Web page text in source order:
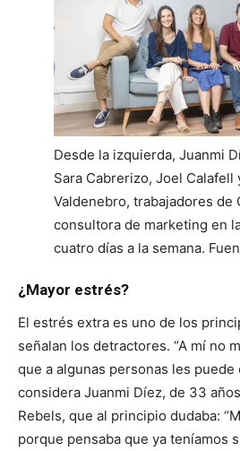
Desde la izquierda, Juanmi
Sara Cabrerizo, Joel Calafell
Valdenebro, trabajadores de
consultora de marketing en
cuatro días a la semana.
¿Mayor estrés?
El estrés extra es uno de los
señalan los detractores. “A mí no
que a algunas personas les puede
considera Juanmi Díez, de 33
Rebels, que al principio dudaba:
porque pensaba que ya teníamos